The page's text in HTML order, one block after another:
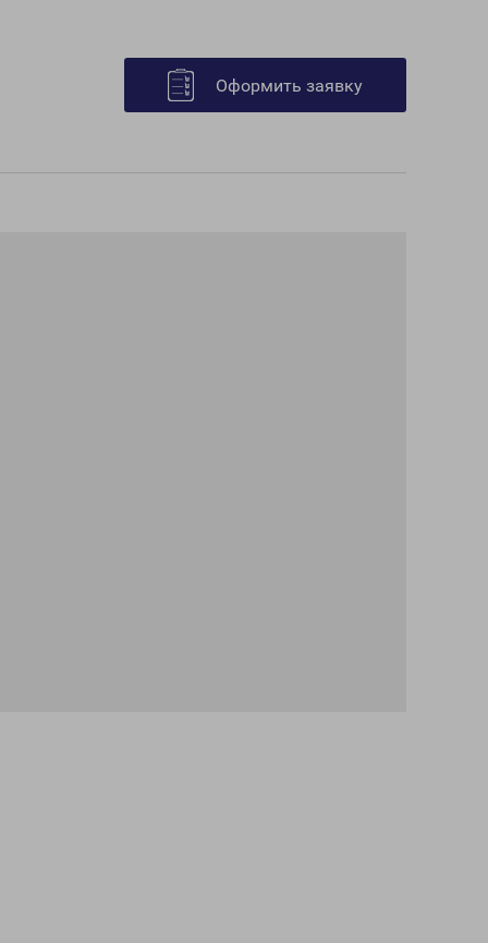
Оформить заявку